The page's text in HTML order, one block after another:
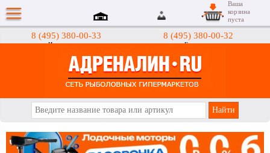
8 (495) 380-00-33
Интернет-магазин
8 (495) 380-00-32
Гипермаркеты
Ваша
корзина
пуста